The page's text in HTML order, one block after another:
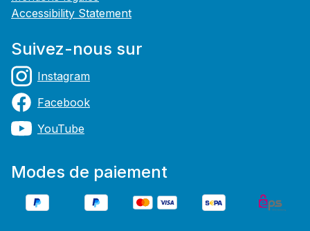
Accessibility Statement
Suivez-nous sur
Instagram
Facebook
YouTube
Modes de paiement